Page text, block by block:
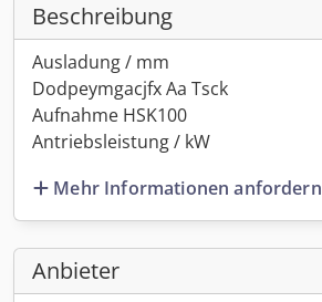
Beschreibung
Ausladung / mm
Dodpeymgacjfx Aa Tsck
Aufnahme HSK100
Antriebsleistung / kW
Mehr Informationen anfordern
Anbieter